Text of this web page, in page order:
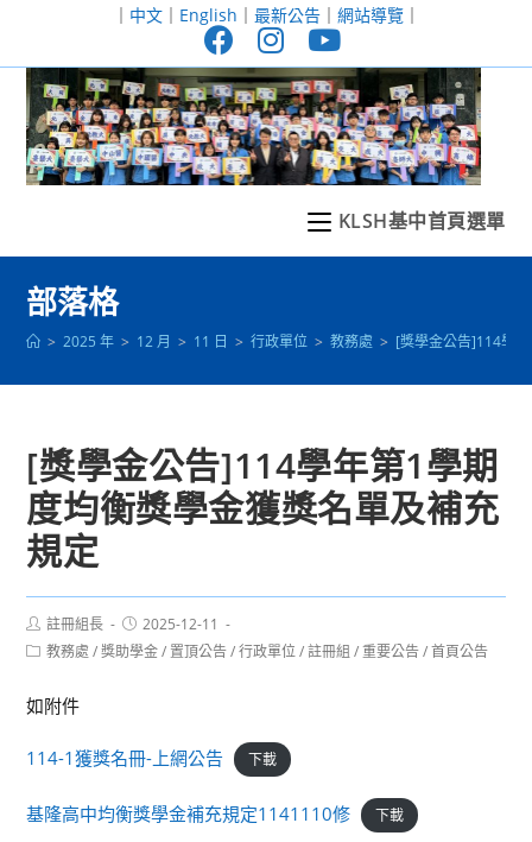
至
｜ 中文｜ English ｜ 最新公告｜ 網站導覽｜
KLSH基中首頁選單
部落格
> 2025 年 > 12 月 > 11 日 > 行政單位 > 教務處 > [獎學金公告]114學
[獎學金公告]114學年第1學期
度均衡獎學金獲獎名單及補充
規定
Post
author:
註冊組長
Post
published:
2025-12-11
Post教務處 / 獎助學金 / 置頂公告 / 行政單位 / 註冊組 / 重要公告 / 首頁公告
如附件
114-1獲獎名冊-上網公告 下載
基隆高中均衡獎學金補充規定1141110修 下載